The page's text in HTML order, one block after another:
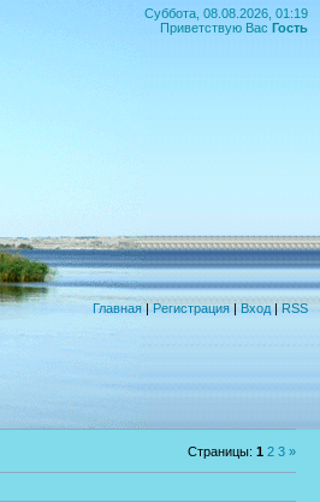
Суббота, 08.08.2026, 01:19
Приветствую Вас Гость
Главная|Регистрация|Вход|RSS
Страницы: 1 2 3 »